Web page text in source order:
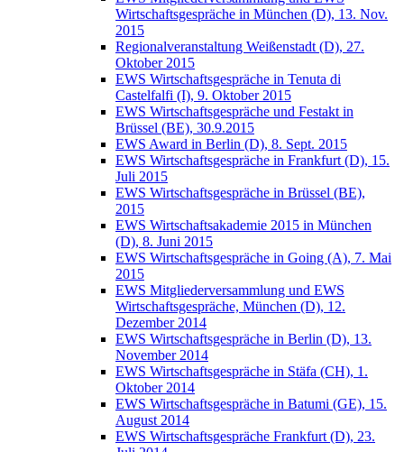
Wirtschaftsgespräche in München (D), 13. Nov.
2015
Regionalveranstaltung Weißenstadt (D), 27.
Oktober 2015
EWS Wirtschaftsgespräche in Tenuta di
Castelfalfi (I), 9. Oktober 2015
EWS Wirtschaftsgespräche und Festakt in
Brüssel (BE), 30.9.2015
EWS Award in Berlin (D), 8. Sept. 2015
EWS Wirtschaftsgespräche in Frankfurt (D), 15.
Juli 2015
EWS Wirtschaftsgespräche in Brüssel (BE),
2015
EWS Wirtschaftsakademie 2015 in München
(D), 8. Juni 2015
EWS Wirtschaftsgespräche in Going (A), 7. Mai
2015
EWS Mitgliederversammlung und EWS
Wirtschaftsgespräche, München (D), 12.
Dezember 2014
EWS Wirtschaftsgespräche in Berlin (D), 13.
November 2014
EWS Wirtschaftsgespräche in Stäfa (CH), 1.
Oktober 2014
EWS Wirtschaftsgespräche in Batumi (GE), 15.
August 2014
EWS Wirtschaftsgespräche Frankfurt (D), 23.